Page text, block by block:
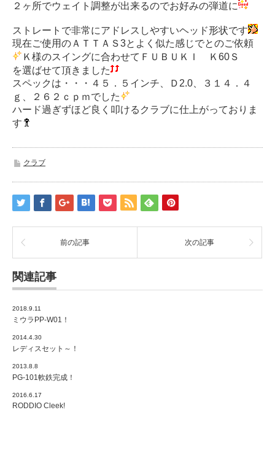
２ヶ所でウェイト調整が出来るのでお好みの弾道に
ストレートで非常にアドレスしやすいヘッド形状です
現在ご使用のＡＴＴＡＳ3とよく似た感じでとのご依頼
Ｋ様のスイングに合わせてＦＵＢＵＫＩ Ｋ60Ｓ
を選ばせて頂きました
スペックは・・・４５．５インチ、Ｄ2.0、３１４．４
ｇ、２６２ｃｐｍでした
ハード過ぎずほど良く叩けるクラブに仕上がっておりま
す
クラブ
前の記事 次の記事
関連記事
2018.9.11
ミウラPP-W01！
2014.4.30
レディスセット～！
2013.8.8
PG-101軟鉄完成！
2016.6.17
RODDIO Cleek!